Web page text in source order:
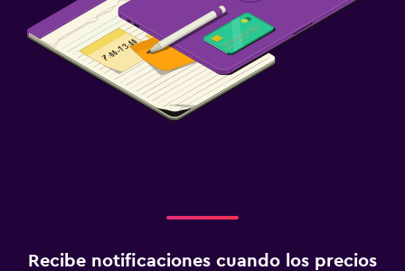
Gimnasio
Gimnasio
Recibe notificaciones cuando los precios